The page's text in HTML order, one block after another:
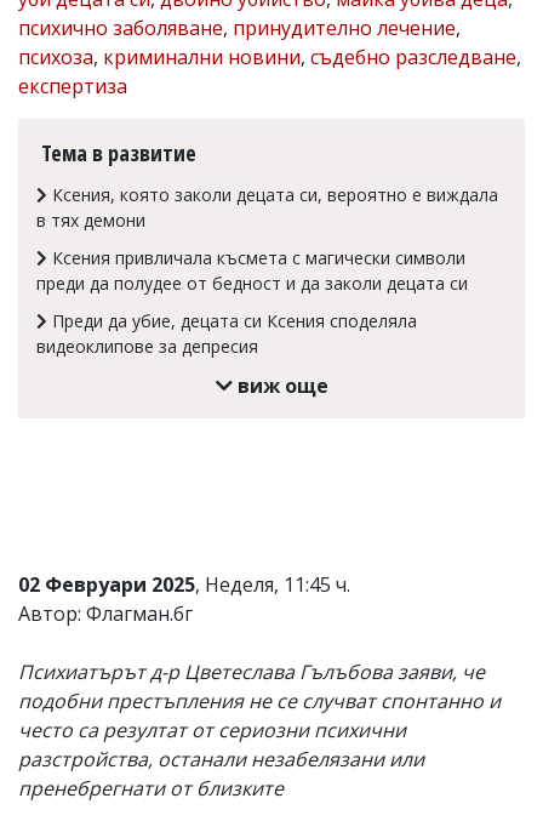
Коментарите
статиите
се
читателите
редакцията
отговорност
Ако
откриете
психично заболяване, принудително лечение,
психоза, криминални новини, съдебно разследване,
експертиза
Тема в развитие
Ксения, която заколи децата си, вероятно е виждала
в тях демони
Ксения привличала късмета с магически символи
преди да полудее от бедност и да заколи децата си
Преди да убие, децата си Ксения споделяла
видеоклипове за депресия
виж още
02 Февруари 2025, Неделя, 11:45 ч.
Автор: Флагман.бг
Психиатърът д-р Цветеслава Гълъбова заяви, че
подобни престъпления не се случват спонтанно и
често са резултат от сериозни психични
разстройства, останали незабелязани или
пренебрегнати от близките